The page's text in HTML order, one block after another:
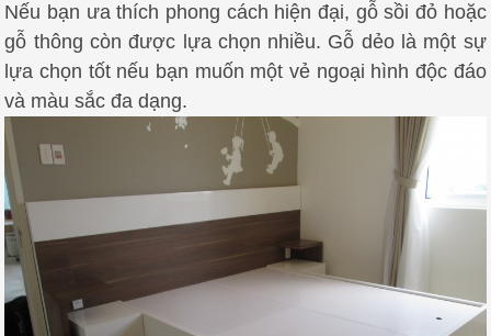
Nếu bạn ưa thích phong cách hiện đại, gỗ sồi đỏ hoặc
gỗ thông còn được lựa chọn nhiều. Gỗ dẻo là một sự
lựa chọn tốt nếu bạn muốn một vẻ ngoại hình độc đáo
và màu sắc đa dạng.